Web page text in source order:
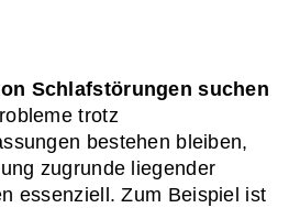
Schlafstörungen suchen
bestehen bleiben,
zugrunde liegender
essenziell. Zum Beispiel ist